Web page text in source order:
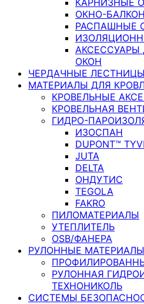
ОКНО-БАЛКОН
РАСПАШНЫЕ
ОКОН
ЧЕРДАЧНЫЕ ЛЕСТНИЦЫ
МАТЕРИАЛЫ ДЛЯ
КРОВЕЛЬНЫЕ
КРОВЕЛЬНАЯ
ГИДРО-
ИЗОСПАН
DUPONT™
JUTA
DELTA
ОНДУТИС
TEGOLA
FAKRO
ПИЛОМАТЕРИАЛЫ
УТЕПЛИТЕЛЬ
OSB/ФАНЕРА
РУЛОННЫЕ МАТЕРИАЛЫ
РУЛОННАЯ
ТЕХНОНИКОЛЬ
СИСТЕМЫ